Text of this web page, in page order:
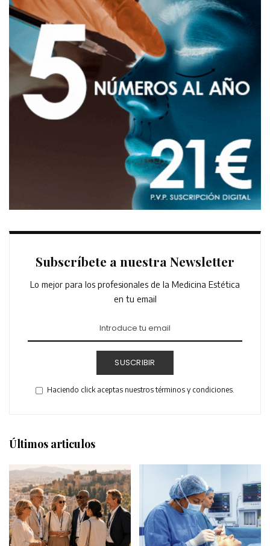
Subscríbete a nuestra Newsletter
Lo mejor para los profesionales de la Medicina Estética
en tu email
SUSCRIBIR
Haciendo click aceptas nuestros términos y condiciones.
Últimos articulos